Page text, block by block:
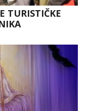
TURISTIČKE